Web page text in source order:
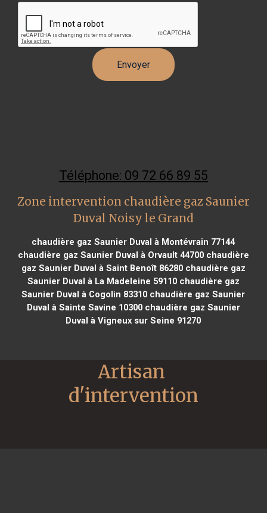
Téléphone: 09 72 66 89 55
Zone intervention chaudière gaz Saunier
Duval Noisy le Grand
chaudière gaz Saunier Duval à Montévrain 77144
chaudière gaz Saunier Duval à Orvault 44700chaudière
gaz Saunier Duval à Saint Benoît 86280chaudière gaz
Saunier Duval à La Madeleine 59110chaudière gaz
Saunier Duval à Cogolin 83310 chaudière gaz Saunier
Duval à Sainte Savine 10300chaudière gaz Saunier
Duval à Vigneux sur Seine 91270
Artisan
d'intervention